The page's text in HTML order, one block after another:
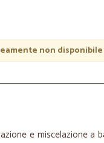
non disponibile
e miscelazione a